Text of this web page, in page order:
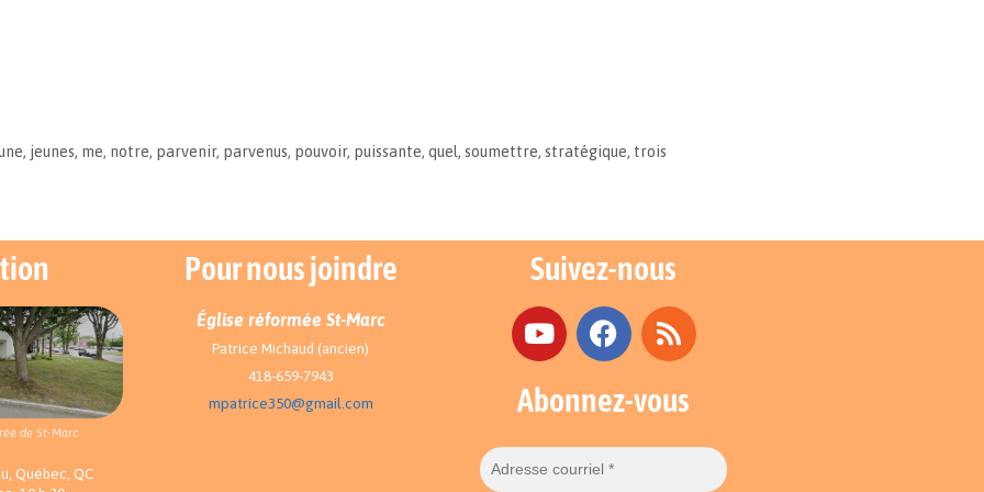
, jeunes, me, notre, parvenir, parvenus, pouvoir, puissante, quel, soumettre, stratégique, trois
de St-Marc
Québec, QC
Pour nous joindre
Église réformée St-Marc
Patrice Michaud (ancien)
418-659-7943
mpatrice350@gmail.com
Suivez-nous
Abonnez-vous